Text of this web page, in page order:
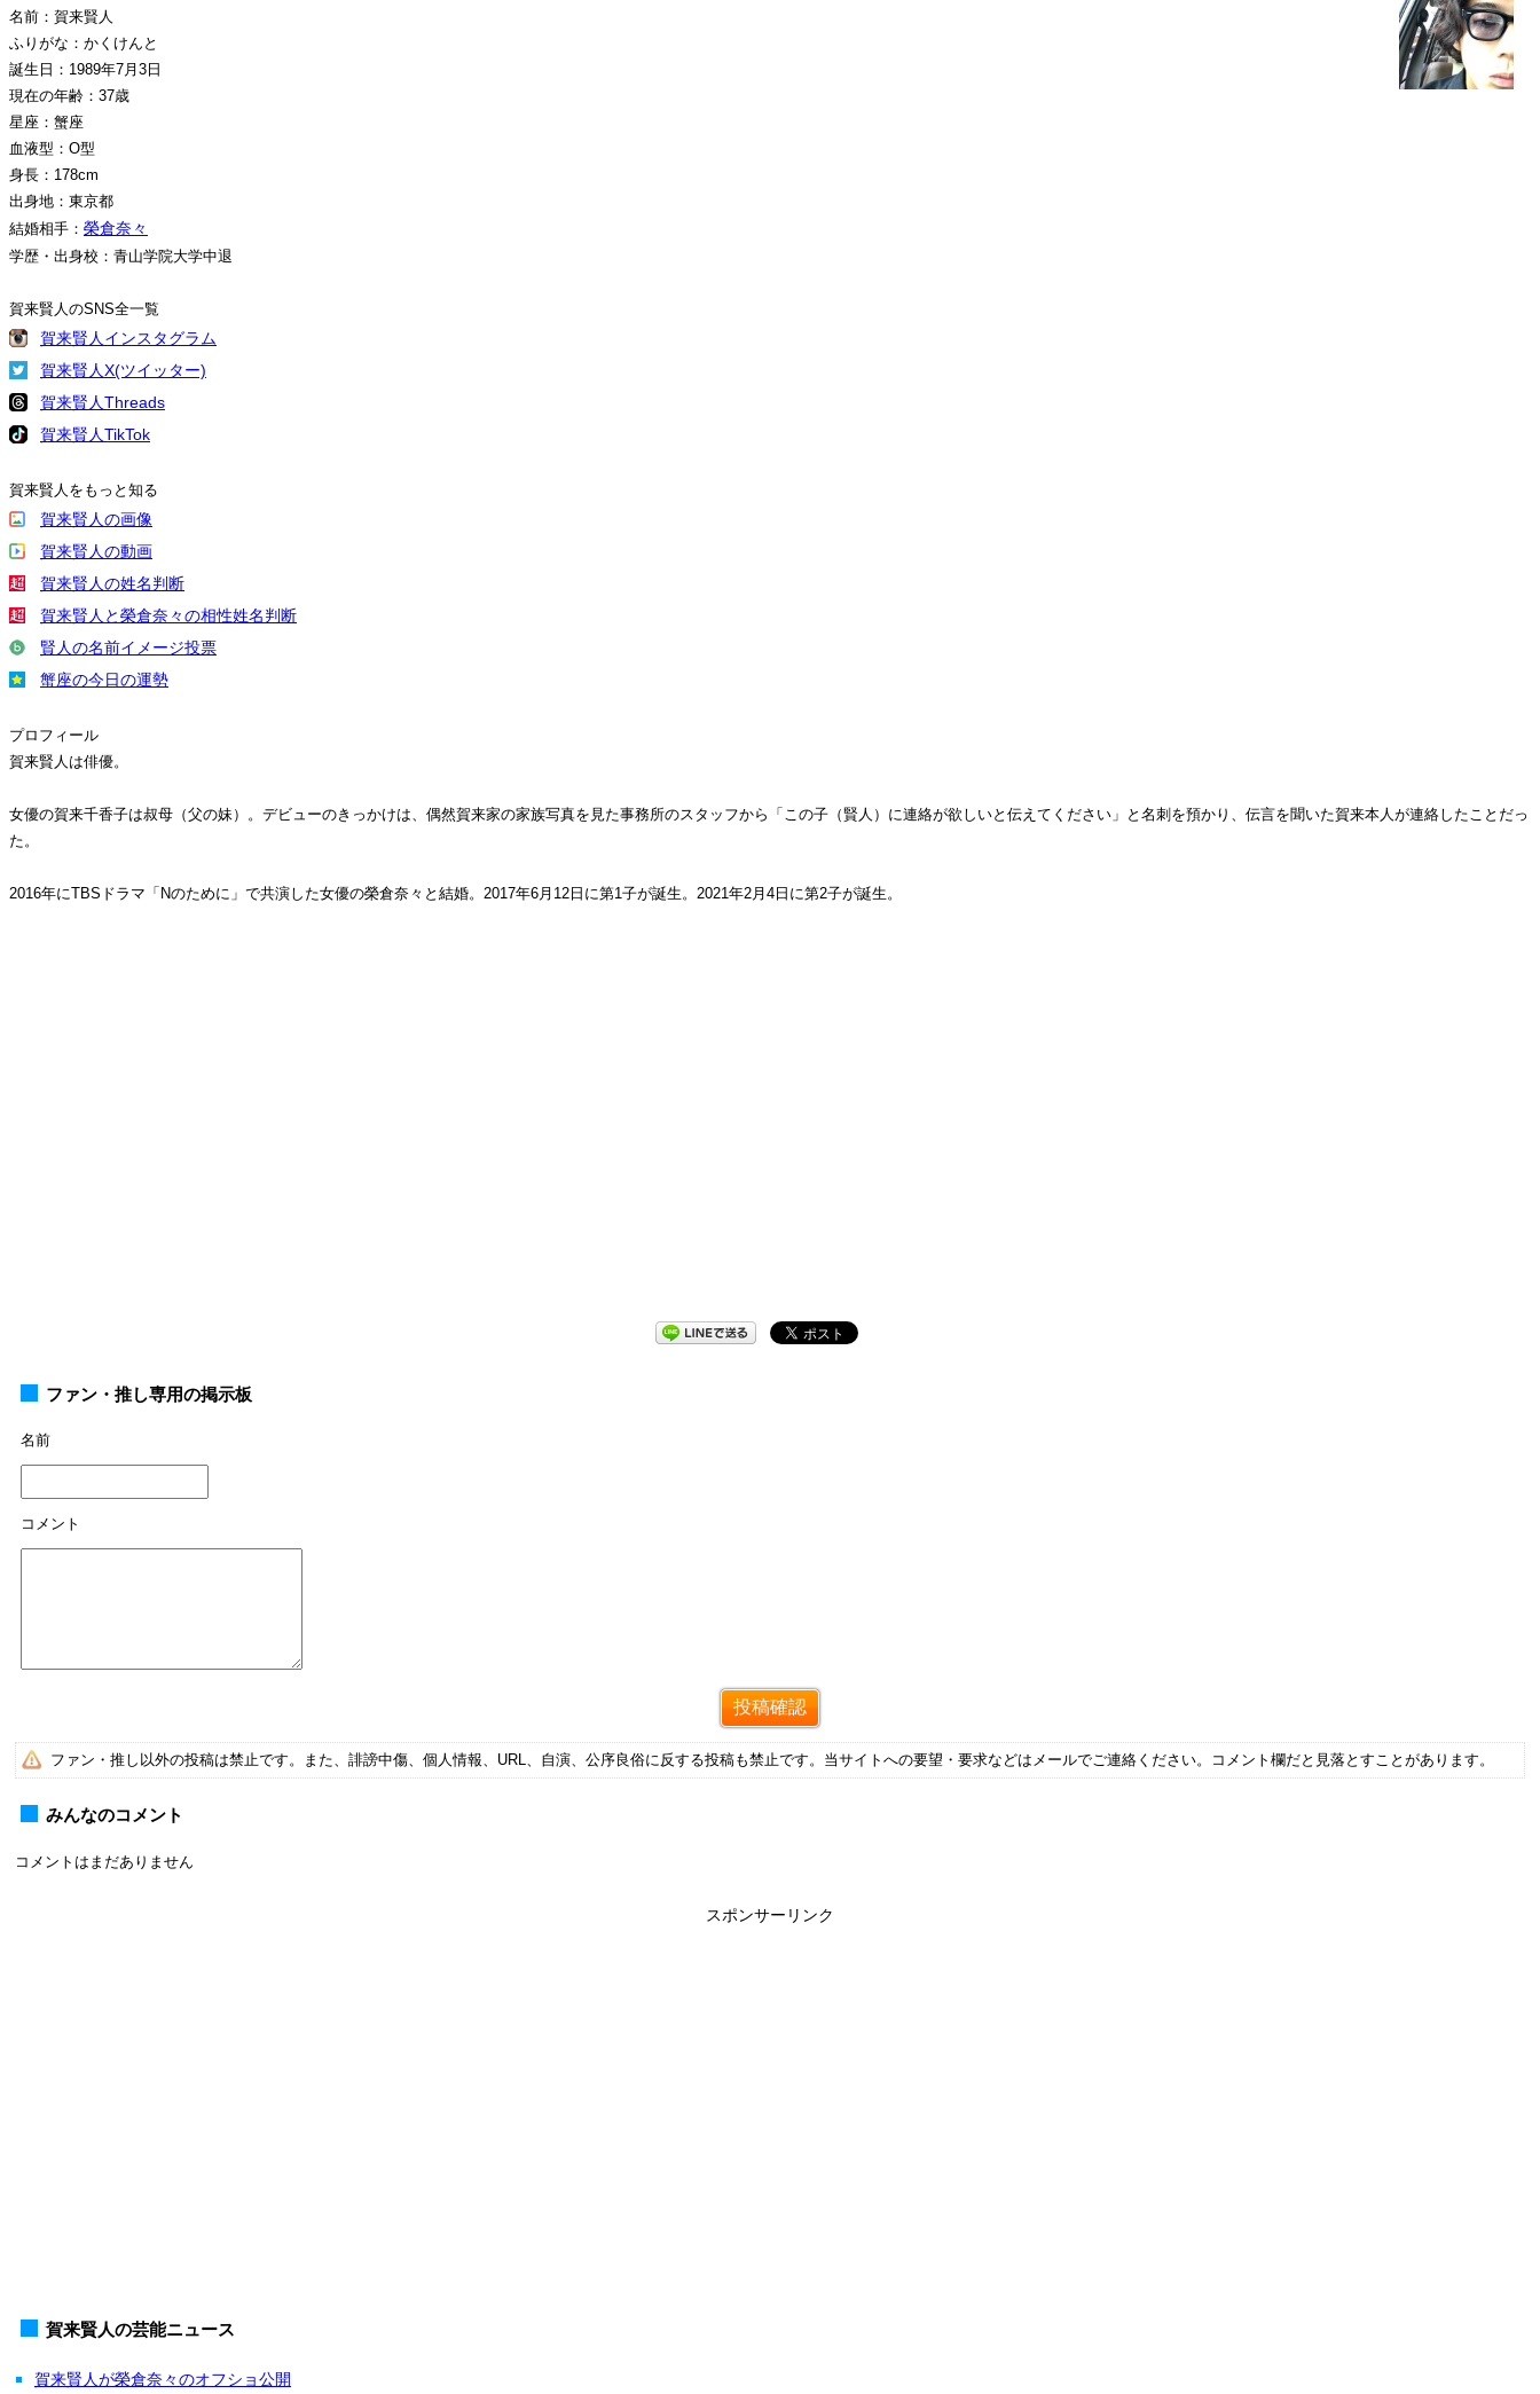
名前：賀来賢人
ふりがな：かくけんと
誕生日：1989年7月3日
現在の年齢：37歳
星座：蟹座
血液型：O型
身長：178cm
出身地：東京都
結婚相手： 榮倉奈々
学歴・出身校：青山学院大学中退
賀来賢人のSNS全一覧
賀来賢人インスタグラム
賀来賢人X(ツイッター)
賀来賢人Threads
賀来賢人TikTok
賀来賢人をもっと知る
賀来賢人の画像
賀来賢人の動画
賀来賢人の姓名判断
賀来賢人と榮倉奈々の相性姓名判断
賢人の名前イメージ投票
蟹座の今日の運勢
プロフィール
賀来賢人は俳優。
女優の賀来千香子は叔母（父の妹）。デビューのきっかけは、偶然賀来家の家族写真を見た事務所のスタッフから「この子（賢人）に連絡が欲しいと伝えてください」と名刺を預かり、伝言を聞いた賀来本人が連絡したことだっ
た。
2016年にTBSドラマ「Nのために」で共演した女優の榮倉奈々と結婚。2017年6月12日に第1子が誕生。2021年2月4日に第2子が誕生。
ファン・推し専用の掲示板
名前
コメント
ファン・推し以外の投稿は禁止です。また、誹謗中傷、個人情報、URL、自演、公序良俗に反する投稿も禁止です。当サイトへの要望・要求などはメールでご連絡ください。コメント欄だと見落とすことがあります。
みんなのコメント
コメントはまだありません
スポンサーリンク
賀来賢人の芸能ニュース
賀来賢人が榮倉奈々のオフショ公開